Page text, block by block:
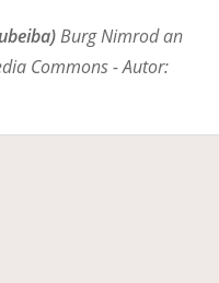
Burg Nimrod an
Commons - Autor: